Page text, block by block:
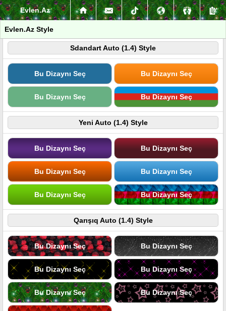
Evlen.Az
Evlen.Az Style
Sdandart Auto (1.4) Style
Bu Dizaynı Seç Bu Dizaynı Seç
Bu Dizaynı Seç Bu Dizaynı Seç
Yeni Auto (1.4) Style
Bu Dizaynı Seç Bu Dizaynı Seç
Bu Dizaynı Seç Bu Dizaynı Seç
Bu Dizaynı Seç Bu Dizaynı Seç
Qarışıq Auto (1.4) Style
Bu Dizaynı Seç Bu Dizaynı Seç
Bu Dizaynı Seç Bu Dizaynı Seç
Bu Dizaynı Seç Bu Dizaynı Seç